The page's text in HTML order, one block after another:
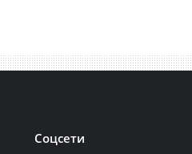
Соцсети